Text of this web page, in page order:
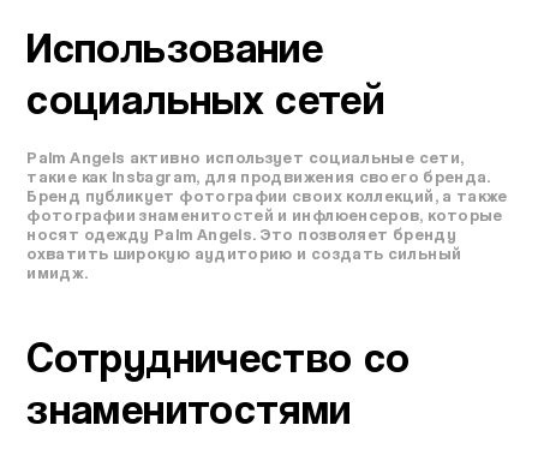
Использование
социальных сетей
Palm Angels активно использует социальные сети,
такие как Instagram, для продвижения своего бренда.
Бренд публикует фотографии своих коллекций, а также
фотографии знаменитостей и инфлюенсеров, которые
носят одежду Palm Angels. Это позволяет бренду
охватить широкую аудиторию и создать сильный
имидж.
Сотрудничество со
знаменитостями